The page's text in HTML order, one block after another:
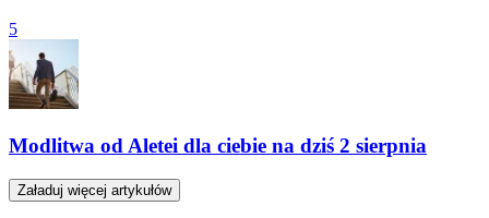
5
Modlitwa od Aletei dla ciebie na dziś 2 sierpnia
Załaduj więcej artykułów